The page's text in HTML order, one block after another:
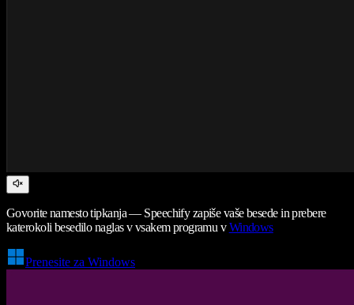
Govorite namesto tipkanja — Speechify zapiše vaše besede in prebere
katerokoli besedilo naglas v vsakem programu vWindows
Prenesite za Windows